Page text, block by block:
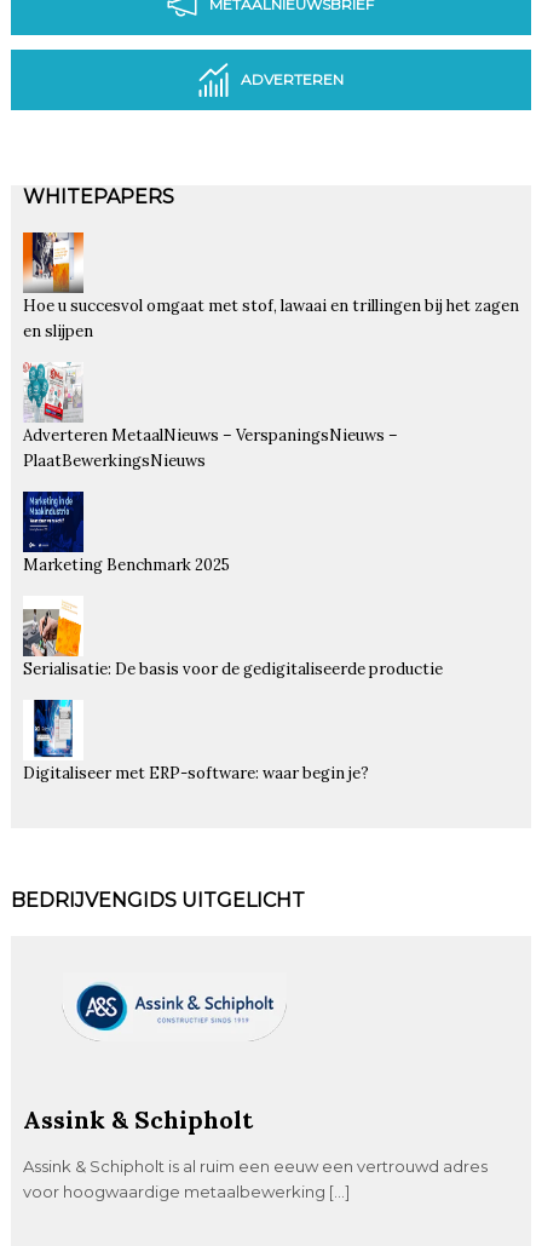
METAALNIEUWSBRIEF
ADVERTEREN
WHITEPAPERS
Hoe u succesvol omgaat met stof, lawaai en trillingen bij het zagen
en slijpen
Adverteren MetaalNieuws – VerspaningsNieuws –
PlaatBewerkingsNieuws
Marketing Benchmark 2025
Serialisatie: De basis voor de gedigitaliseerde productie
Digitaliseer met ERP-software: waar begin je?
BEDRIJVENGIDS UITGELICHT
Assink & Schipholt
Assink & Schipholt is al ruim een eeuw een vertrouwd adres
voor hoogwaardige metaalbewerking […]